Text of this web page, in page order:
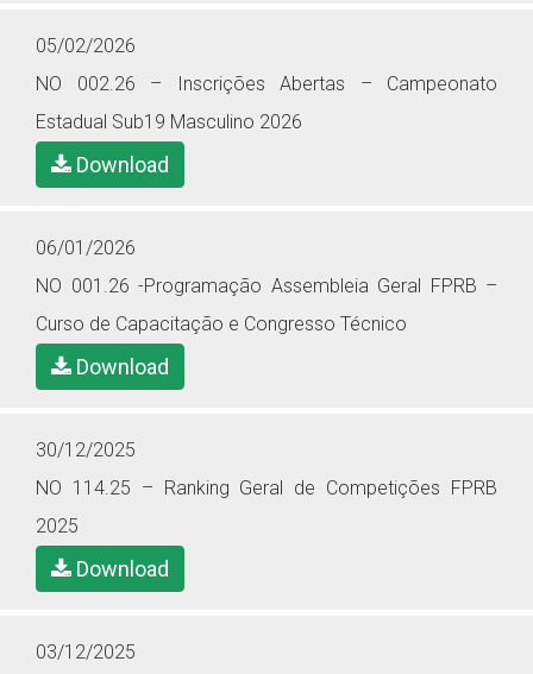
05/02/2026
NO 002.26 – Inscrições Abertas – Campeonato
Estadual Sub19 Masculino 2026
Download
06/01/2026
NO 001.26 -Programação Assembleia Geral FPRB –
Curso de Capacitação e Congresso Técnico
Download
30/12/2025
NO 114.25 – Ranking Geral de Competições FPRB
2025
Download
03/12/2025